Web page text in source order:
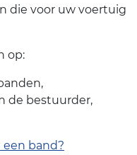
die voor uw voertuig
op:
de bestuurder,
een band?